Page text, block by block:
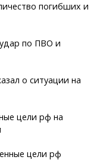
погибших и
по ПВО и
о ситуации на
цели рф на
цели рф